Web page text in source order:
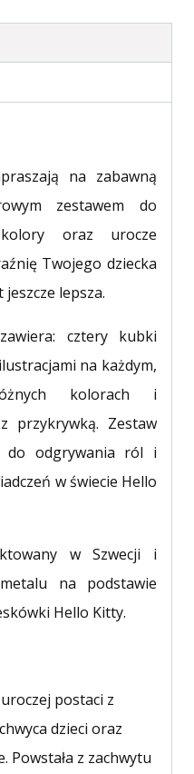
na zabawną
zestawem do
oraz urocze
Twojego dziecka
lepsza.
cztery kubki
na każdym,
kolorach i
przykrywką. Zestaw
do odgrywania ról i
w świecie Hello
w Szwecji i
na podstawie
Hello Kitty.
postaci z
dzieci oraz
Powstała z zachwytu